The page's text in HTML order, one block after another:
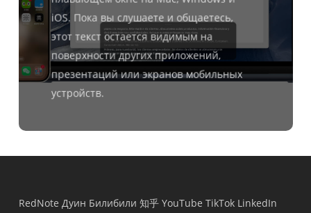
iOS. Пока вы слушаете и общаетесь,
этот текст остается видимым на
поверхности других приложений,
презентаций или экранов мобильных
устройств.
RedNote Дуин Билибили 知乎 YouTube TikTok LinkedIn